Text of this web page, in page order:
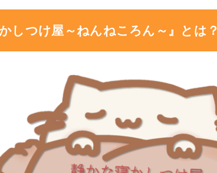
かしつけ屋～ねんねころん～』とは？